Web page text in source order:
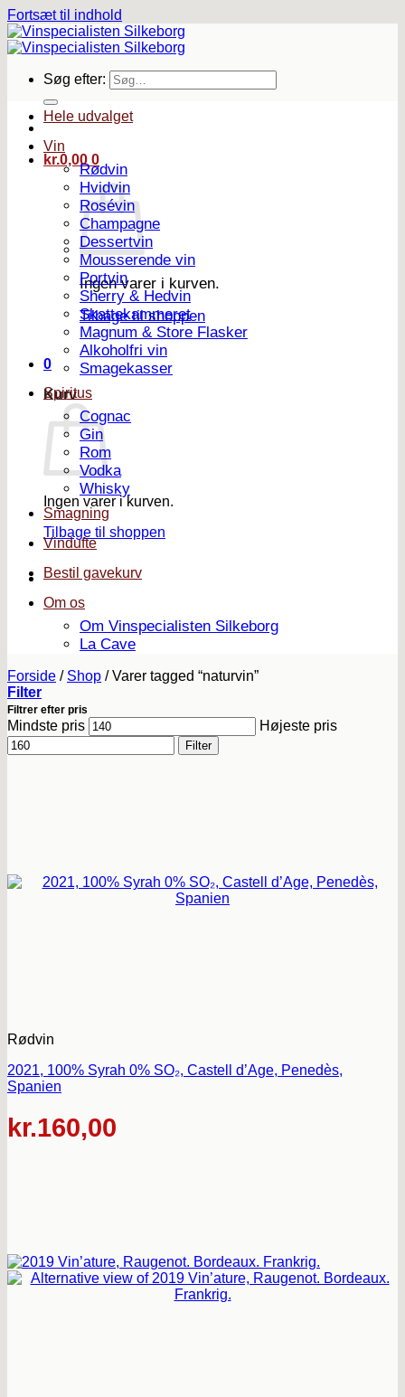
Fortsæt til indhold
Søg efter:
kr.0,00 0
Ingen varer i kurven.
Tilbage til shoppen
0
Kurv
Ingen varer i kurven.
Tilbage til shoppen
Hele udvalget
Vin
Rødvin
Hvidvin
Rosévin
Champagne
Dessertvin
Mousserende vin
Portvin
Sherry & Hedvin
Skattekammeret
Magnum & Store Flasker
Alkoholfri vin
Smagekasser
Spiritus
Cognac
Gin
Rom
Vodka
Whisky
Smagning
Vindufte
Bestil gavekurv
Om os
Om Vinspecialisten Silkeborg
La Cave
Forside / Shop /Varer tagged “naturvin”
Filter
Filtrer efter pris
Mindste pris Højeste pris
Filter
Rødvin
2021, 100% Syrah 0% SO₂, Castell d’Age, Penedès,
Spanien
kr.160,00